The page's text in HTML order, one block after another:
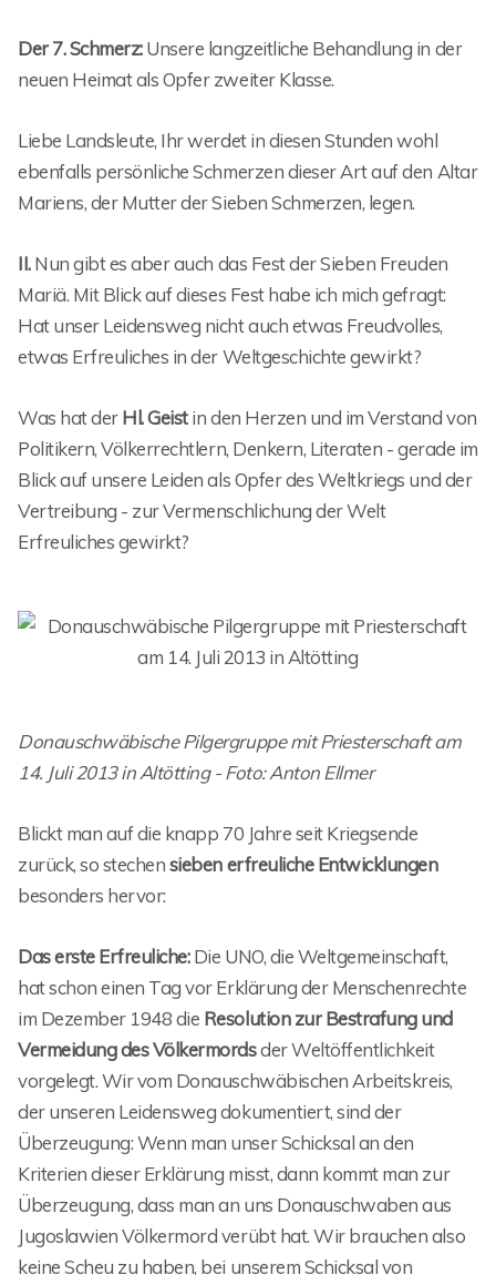
Der 7. Schmerz:Unsere langzeitliche Behandlung in der
neuen Heimat als Opfer zweiter Klasse.
Liebe Landsleute, Ihr werdet in diesen Stunden wohl
ebenfalls persönliche Schmerzen dieser Art auf den Altar
Mariens, der Mutter der Sieben Schmerzen, legen.
II.Nun gibt es aber auch das Fest der Sieben Freuden
Mariä. Mit Blick auf dieses Fest habe ich mich gefragt:
Hat unser Leidensweg nicht auch etwas Freudvolles,
etwas Erfreuliches in der Weltgeschichte gewirkt?
Was hat derHl. Geistin den Herzen und im Verstand von
Politikern, Völkerrechtlern, Denkern, Literaten - gerade im
Blick auf unsere Leiden als Opfer des Weltkriegs und der
Vertreibung - zur Vermenschlichung der Welt
Erfreuliches gewirkt?
Donauschwäbische Pilgergruppe mit Priesterschaft am
14. Juli 2013 in Altötting - Foto: Anton Ellmer
Blickt man auf die knapp 70 Jahre seit Kriegsende
zurück, so stechensieben erfreuliche Entwicklungen
besonders hervor:
Das erste Erfreuliche:Die UNO, die Weltgemeinschaft,
hat schon einen Tag vor Erklärung der Menschenrechte
im Dezember 1948 die Resolution zur Bestrafung und
Vermeidung des Völkermordsder Weltöffentlichkeit
vorgelegt. Wir vom Donauschwäbischen Arbeitskreis,
der unseren Leidensweg dokumentiert, sind der
Überzeugung: Wenn man unser Schicksal an den
Kriterien dieser Erklärung misst, dann kommt man zur
Überzeugung, dass man an uns Donauschwaben aus
Jugoslawien Völkermord verübt hat. Wir brauchen also
keine Scheu zu haben, bei unserem Schicksal von